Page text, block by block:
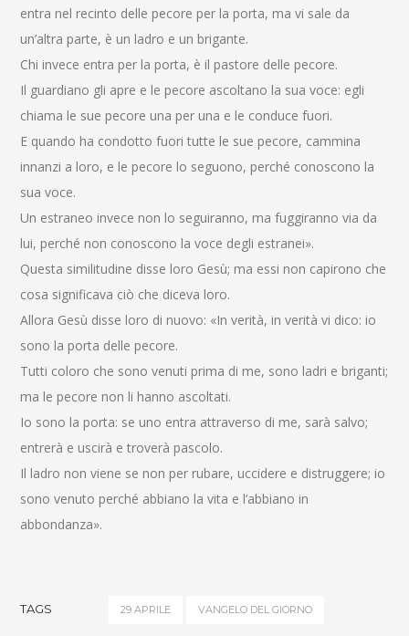
entra nel recinto delle pecore per la porta, ma vi sale da
un’altra parte, è un ladro e un brigante.
Chi invece entra per la porta, è il pastore delle pecore.
Il guardiano gli apre e le pecore ascoltano la sua voce: egli
chiama le sue pecore una per una e le conduce fuori.
E quando ha condotto fuori tutte le sue pecore, cammina
innanzi a loro, e le pecore lo seguono, perché conoscono la
sua voce.
Un estraneo invece non lo seguiranno, ma fuggiranno via da
lui, perché non conoscono la voce degli estranei».
Questa similitudine disse loro Gesù; ma essi non capirono che
cosa significava ciò che diceva loro.
Allora Gesù disse loro di nuovo: «In verità, in verità vi dico: io
sono la porta delle pecore.
Tutti coloro che sono venuti prima di me, sono ladri e briganti;
ma le pecore non li hanno ascoltati.
Io sono la porta: se uno entra attraverso di me, sarà salvo;
entrerà e uscirà e troverà pascolo.
Il ladro non viene se non per rubare, uccidere e distruggere; io
sono venuto perché abbiano la vita e l’abbiano in
abbondanza».
TAGS 29 APRILE VANGELO DEL GIORNO